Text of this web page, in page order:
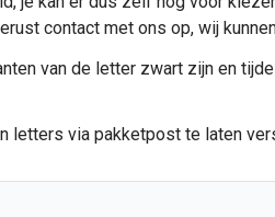
contact met ons op, wij
van de letter zwart zijn en
letters via pakketpost te laten